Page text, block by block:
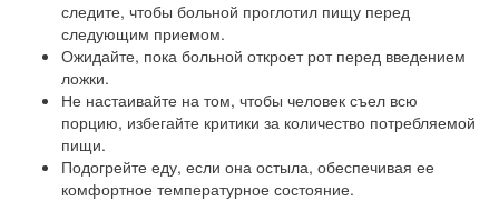
следите, чтобы больной проглотил пищу перед
следующим приемом.
Ожидайте, пока больной откроет рот перед введением
ложки.
Не настаивайте на том, чтобы человек съел всю
порцию, избегайте критики за количество потребляемой
пищи.
Подогрейте еду, если она остыла, обеспечивая ее
комфортное температурное состояние.